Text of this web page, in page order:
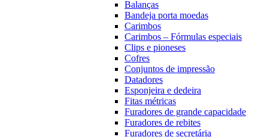
Balanças
Bandeja porta moedas
Carimbos
Carimbos – Fórmulas especiais
Clips e pioneses
Cofres
Conjuntos de impressão
Datadores
Esponjeira e dedeira
Fitas métricas
Furadores de grande capacidade
Furadores de rebites
Furadores de secretária